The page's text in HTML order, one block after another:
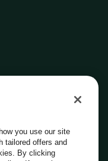
you use our site
tailored offers and
By clicking